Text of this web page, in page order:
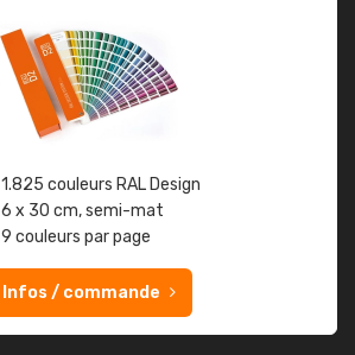
1.825 couleurs RAL Design
6 x 30 cm, semi-mat
9 couleurs par page
Infos / commande